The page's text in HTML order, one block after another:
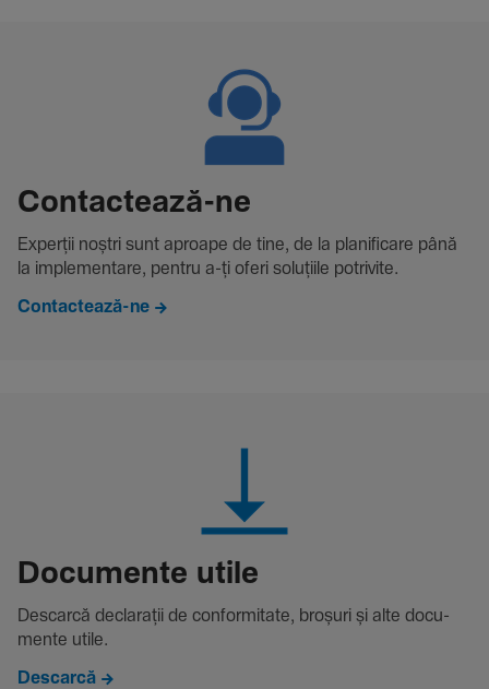
Contac­tează-ne
Experții noștri sunt aproape de tine, de la plani­fi­care până
la imple­men­tare, pentru a-ți oferi solu­țiile potri­vite.
Contactează-ne
Docu­mente utile
Descarcă decla­rații de conformitate, broșuri și alte docu­
mente utile.
Descarcă